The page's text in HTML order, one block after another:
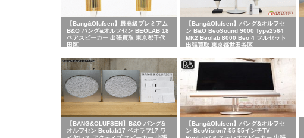
【Bang&Olufsen】最高級プレミアム
B&O バング&オルフセン BEOLAB 18
ペアスピーカー 出張買取 東京都千代
田区
【Bang&Olufsen】バング&オルフセ
ン B&O BeoSound 9000 Type2564
MK2 Beolab 8000 Beo 4 フルセット
出張買取 東京都世田谷区
【BANG&OLUFSEN】B&O バング&
オルフセン Beolab17 ベオラブ17 ワ
【Bang&Olufsen】バング&オルフセ
ン BeoVision7-55 55インチTV